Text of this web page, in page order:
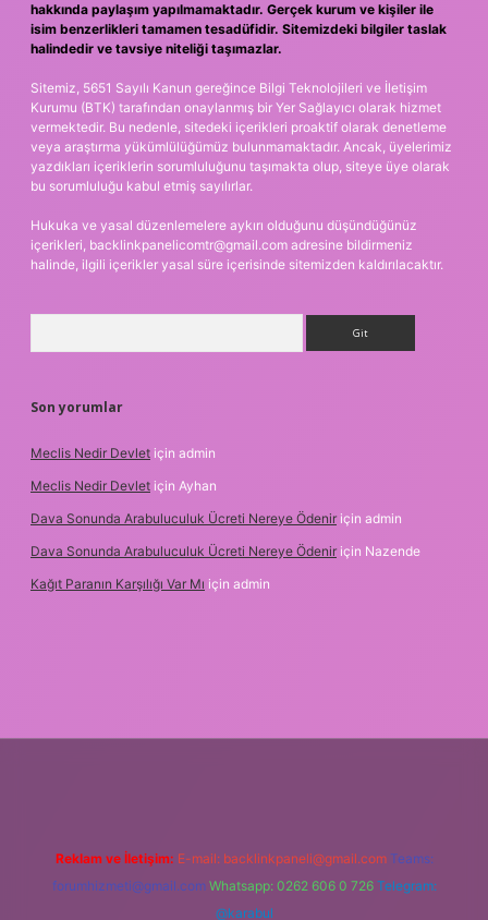
hakkında paylaşım yapılmamaktadır. Gerçek kurum ve kişiler ile
isim benzerlikleri tamamen tesadüfidir. Sitemizdeki bilgiler taslak
halindedir ve tavsiye niteliği taşımazlar.
Sitemiz, 5651 Sayılı Kanun gereğince Bilgi Teknolojileri ve İletişim
Kurumu (BTK) tarafından onaylanmış bir Yer Sağlayıcı olarak hizmet
vermektedir. Bu nedenle, sitedeki içerikleri proaktif olarak denetleme
veya araştırma yükümlülüğümüz bulunmamaktadır. Ancak, üyelerimiz
yazdıkları içeriklerin sorumluluğunu taşımakta olup, siteye üye olarak
bu sorumluluğu kabul etmiş sayılırlar.
Hukuka ve yasal düzenlemelere aykırı olduğunu düşündüğünüz
içerikleri, backlinkpanelicomtr@gmail.com adresine bildirmeniz
halinde, ilgili içerikler yasal süre içerisinde sitemizden kaldırılacaktır.
Son yorumlar
Meclis Nedir Devlet için admin
Meclis Nedir Devlet için Ayhan
Dava Sonunda Arabuluculuk Ücreti Nereye Ödenir için admin
Dava Sonunda Arabuluculuk Ücreti Nereye Ödenir için Nazende
Kağıt Paranın Karşılığı Var Mı için admin
Reklam ve İletişim: E-mail: backlinkpaneli@gmail.com Teams:
forumhizmeti@gmail.com Whatsapp: 0262 606 0 726 Telegram:
@karabul